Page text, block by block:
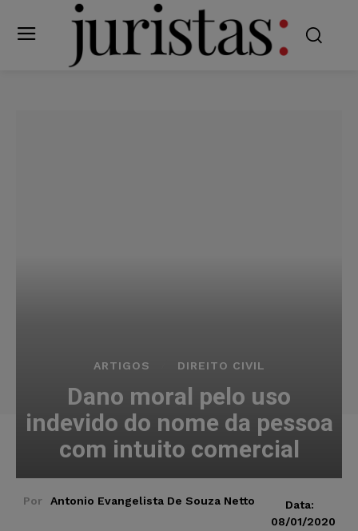
ARTIGOS DIREITO CIVIL
Dano moral pelo uso
indevido do nome da pessoa
com intuito comercial
Por Antonio Evangelista De Souza Netto
Data:
08/01/2020